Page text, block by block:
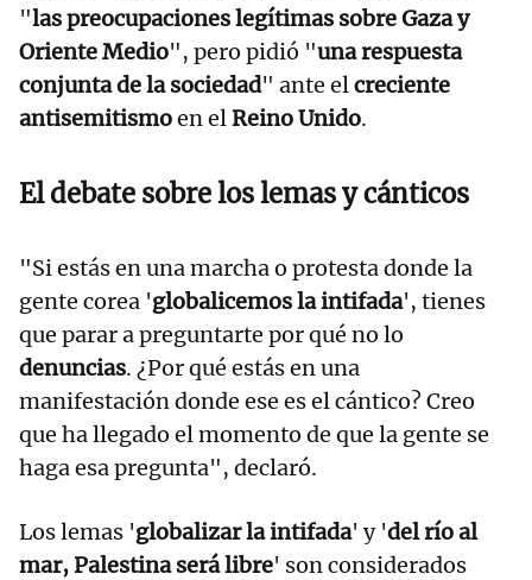
"las preocupaciones legítimas sobre Gaza y
Oriente Medio", pero pidió "una respuesta
conjunta de la sociedad" ante elcreciente
antisemitismoen elReino Unido.
El debate sobre los lemas y cánticos
"Si estás en una marcha o protesta donde la
gente corea 'globalicemos la intifada', tienes
que parar a preguntarte por qué no lo
denuncias. ¿Por qué estás en una
manifestación donde ese es el cántico? Creo
que ha llegado el momento de que la gente se
haga esa pregunta", declaró.
Los lemas 'globalizar la intifada' y 'del río al
mar, Palestina será libre' son considerados